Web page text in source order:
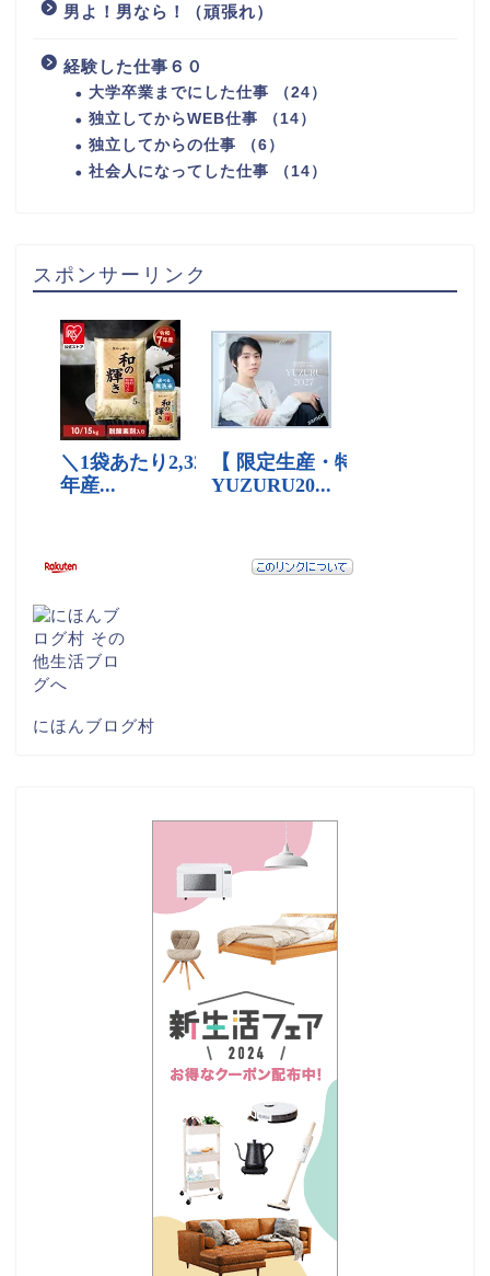
男よ！男なら！（頑張れ）
経験した仕事６０
大学卒業までにした仕事 （24）
独立してからWEB仕事 （14）
独立してからの仕事 （6）
社会人になってした仕事 （14）
スポンサーリンク
にほんブログ村